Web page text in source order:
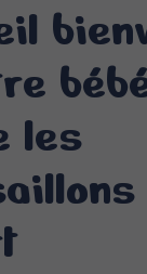
les